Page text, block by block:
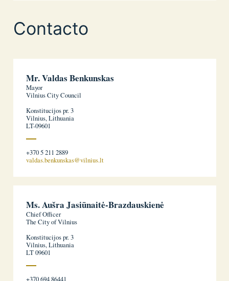
Contacto
Mr. Valdas Benkunskas
Mayor
Vilnius City Council
Konstitucijos pr. 3
Vilnius, Lithuania
LT-09601
+370 5 211 2889
valdas.benkunskas@vilnius.lt
Ms. Aušra Jasiūnaitė-Brazdauskienė
Chief Officer
The City of Vilnius
Konstitucijos pr. 3
Vilnius, Lithuania
LT 09601
+370 694 86441